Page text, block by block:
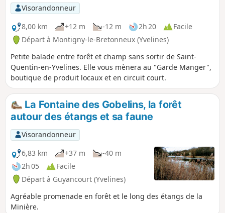
Visorandonneur
8,00 km
+12 m -12 m 2h 20
Facile
Départ à Montigny-le-Bretonneux (Yvelines)
Petite balade entre forêt et champ sans sortir de Saint-
Quentin-en-Yvelines. Elle vous mènera au "Garde Manger",
boutique de produit locaux et en circuit court.
La Fontaine des Gobelins, la forêt
autour des étangs et sa faune
Visorandonneur
6,83 km
+37 m
-40 m
2h 05
Facile
Départ à Guyancourt (Yvelines)
Agréable promenade en forêt et le long des étangs de la
Minière.